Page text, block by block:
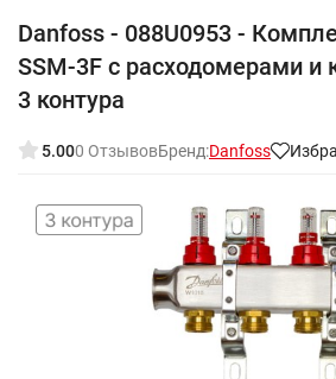
Danfoss - 088U0953 -
SSM-3F с расходомерами и
3 контура
5.000 ОтзывовБренд:Danfoss